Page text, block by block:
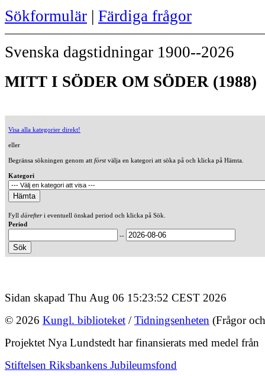
Sökformulär | Färdiga frågor
Svenska dagstidningar 1900--2026
MITT I SÖDER OM SÖDER (1988)
Visa alla kategorier direkt!
eller
Begränsa sökningen genom att förstvälja en kategori att söka på och klicka på Hämta.
Kategori
Fyll därefteri eventuell önskad period och klicka på Sök.
Period
--
Sidan skapad Thu Aug 06 15:23:52 CEST 2026
© 2026 Kungl. biblioteket /Tidningsenheten (Frågor
Projektet Nya Lundstedt har finansierats med medel från
Stiftelsen Riksbankens Jubileumsfond